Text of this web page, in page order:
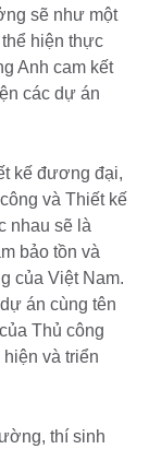
sẽ như một
hiện thực
Anh cam kết
các dự án
kế đương đại,
và Thiết kế
nhau sẽ là
bảo tồn và
của Việt Nam.
án cùng tên
Thủ công
và triển
thí sinh